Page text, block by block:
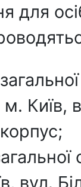
для
м. Київ,
вул.